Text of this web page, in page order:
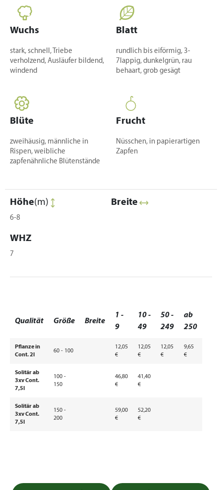
Wuchs
stark, schnell, Triebe
verholzend, Ausläufer bildend,
windend
Blatt
rundlich bis eiförmig, 3-
7lappig, dunkelgrün, rau
behaart, grob gesägt
Blüte
zweihäusig, männliche in
Rispen, weibliche
zapfenähnliche Blütenstände
Frucht
Nüsschen, in papierartigen
Zapfen
Höhe(m)
6-8
Breite
WHZ
7
Qualität Größe Breite
1 -
9
10 -
49
50 -
249
ab
250
Pflanze in
Cont. 2l
60 - 100
12,05
€
12,05
€
12,05
€
9,65
€
Solitär ab
3xv Cont.
7,5l
100 -
150
46,80
€
41,40
€
Solitär ab
3xv Cont.
7,5l
150 -
200
59,00
€
52,20
€